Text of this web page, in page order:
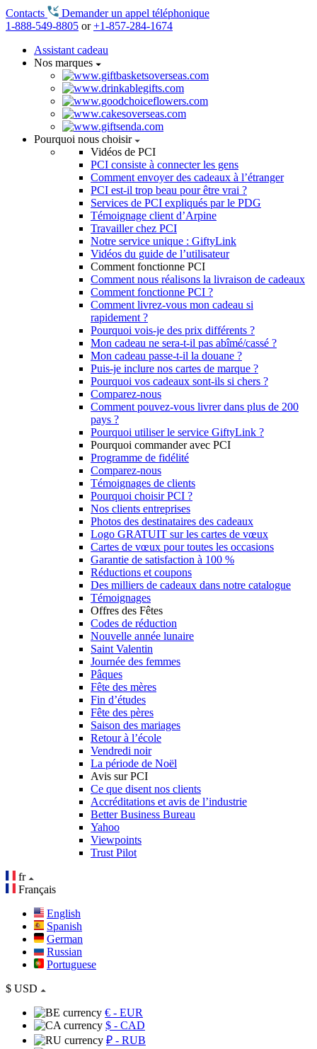
Contacts
Demander un appel téléphonique
1-888-549-8805 or+1-857-284-1674
Assistant cadeau
Nos marques
Pourquoi nous choisir
Vidéos de PCI
PCI consiste à connecter les gens
Comment envoyer des cadeaux à l’étranger
PCI est-il trop beau pour être vrai ?
Services de PCI expliqués par le PDG
Témoignage client d’Arpine
Travailler chez PCI
Notre service unique : GiftyLink
Vidéos du guide de l’utilisateur
Comment fonctionne PCI
Comment nous réalisons la livraison de cadeaux
Comment fonctionne PCI ?
Comment livrez-vous mon cadeau si
rapidement ?
Pourquoi vois-je des prix différents ?
Mon cadeau ne sera-t-il pas abîmé/cassé ?
Mon cadeau passe-t-il la douane ?
Puis-je inclure nos cartes de marque ?
Pourquoi vos cadeaux sont-ils si chers ?
Comparez-nous
Comment pouvez-vous livrer dans plus de 200
pays ?
Pourquoi utiliser le service GiftyLink ?
Pourquoi commander avec PCI
Programme de fidélité
Comparez-nous
Témoignages de clients
Pourquoi choisir PCI ?
Nos clients entreprises
Photos des destinataires des cadeaux
Logo GRATUIT sur les cartes de vœux
Cartes de vœux pour toutes les occasions
Garantie de satisfaction à 100 %
Réductions et coupons
Des milliers de cadeaux dans notre catalogue
Témoignages
Offres des Fêtes
Codes de réduction
Nouvelle année lunaire
Saint Valentin
Journée des femmes
Pâques
Fête des mères
Fin d’études
Fête des pères
Saison des mariages
Retour à l’école
Vendredi noir
La période de Noël
Avis sur PCI
Ce que disent nos clients
Accréditations et avis de l’industrie
Better Business Bureau
Yahoo
Viewpoints
Trust Pilot
fr
Français
English
Spanish
German
Russian
Portuguese
$ USD
€ - EUR
$ - CAD
₽ - RUB